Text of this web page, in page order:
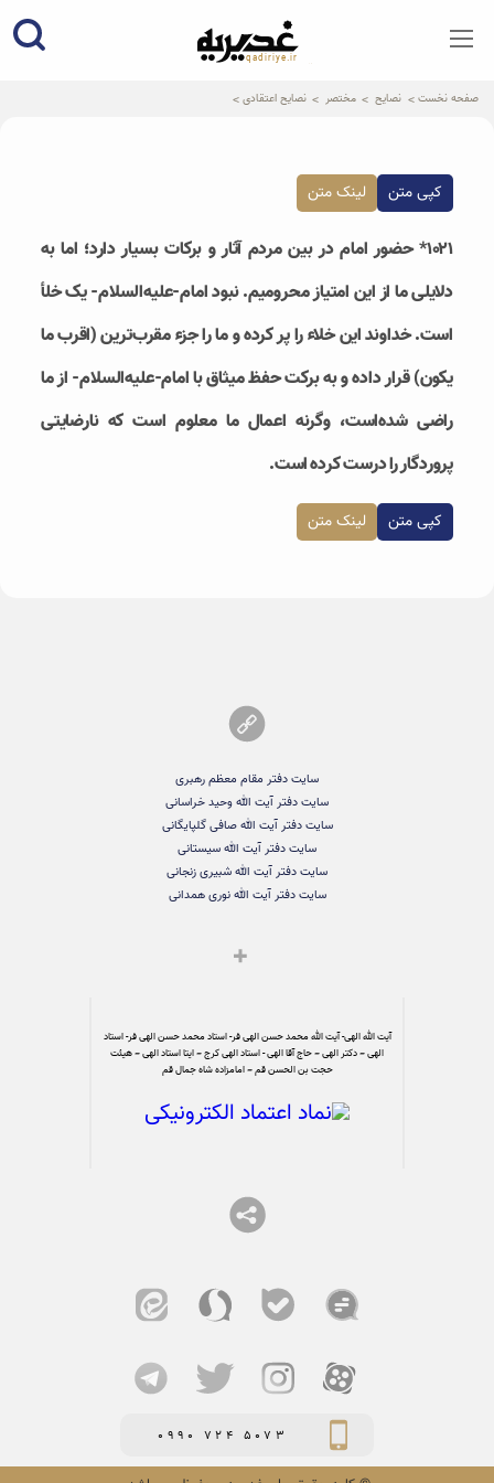
qadiriye.ir
نشریه ی غدیریه-بیانات استاد
صفحه نخست نصایح مختصر نصایح اعتقادی
کپی متن لینک متن
۱۰۲۱* حضور امام در بین مردم آثار و برکات بسیار دارد؛ اما به
دلایلی ما از این امتیاز محرومیم. نبود امام-علیه‌السلام- یک خلأ
است. خداوند این خلاء را پر کرده و ما را جزء مقرب‌ترین (اقرب ما
یکون) قرار داده و به برکت حفظ میثاق با امام-علیه‌السلام- از ما
راضی شده‌است، وگرنه اعمال ما معلوم است که نارضایتی
پروردگار را درست کرده است.
کپی متن لینک متن
سایت دفتر مقام معظم رهبری
سایت دفتر آیت الله وحید خراسانی
سایت دفتر آیت الله صافی گلپایگانی
سایت دفتر آیت الله سیستانی
سایت دفتر آیت الله شبیری زنجانی
سایت دفتر آیت الله نوری همدانی
آیت الله الهی- آیت الله محمد حسن الهی فر- استاد محمد حسن الهی فر- استاد
الهی – دکتر الهی – حاج آقا الهی - استاد الهی کرج – ایتا استاد الهی – هیئت
حجت بن الحسن قم – امامزاده شاه جمال قم
0990 724 5073